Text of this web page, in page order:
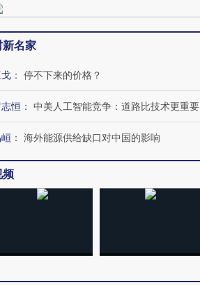
跨国走私7万
进第四届链博
新名家
： 停不下来的价格？
恒 ： 中美人工智能竞争：道路比技术更重要
： 海外能源供给缺口对中国的影响
频